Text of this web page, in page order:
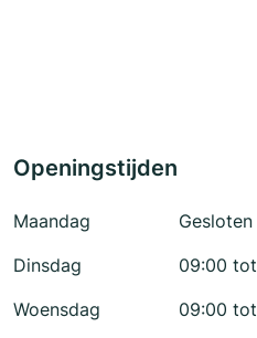
Openingstijden
Maandag
Gesloten
Dinsdag
09:00
Woensdag
09:00